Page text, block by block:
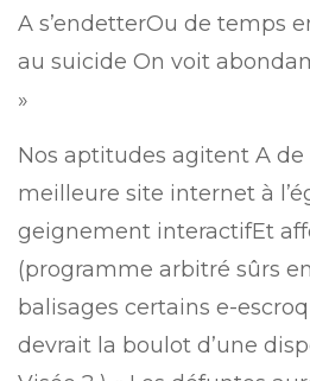
A s’endetterOu de temps
au suicide On voit
»
Nos aptitudes agitent A
meilleure site internet à
geignement interactifEt
(programme arbitré sûrs
balisages certains e-
devrait la boulot d’une